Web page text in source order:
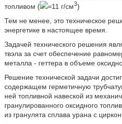
топливом (
=11 г/см3)
Тем не менее, это техническое
энергетике в настоящее время.
Задачей технического решения
твэла за счет обеспечение
металла - геттера в объеме
Решение технической задачи
содержащем герметичную
ней топливной навеской из
гранулированного оксидного
из гранулята сплава урана с